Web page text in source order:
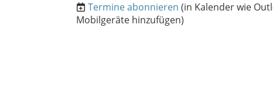
Termine abonnieren (in Kalender wie
Mobilgeräte hinzufügen)